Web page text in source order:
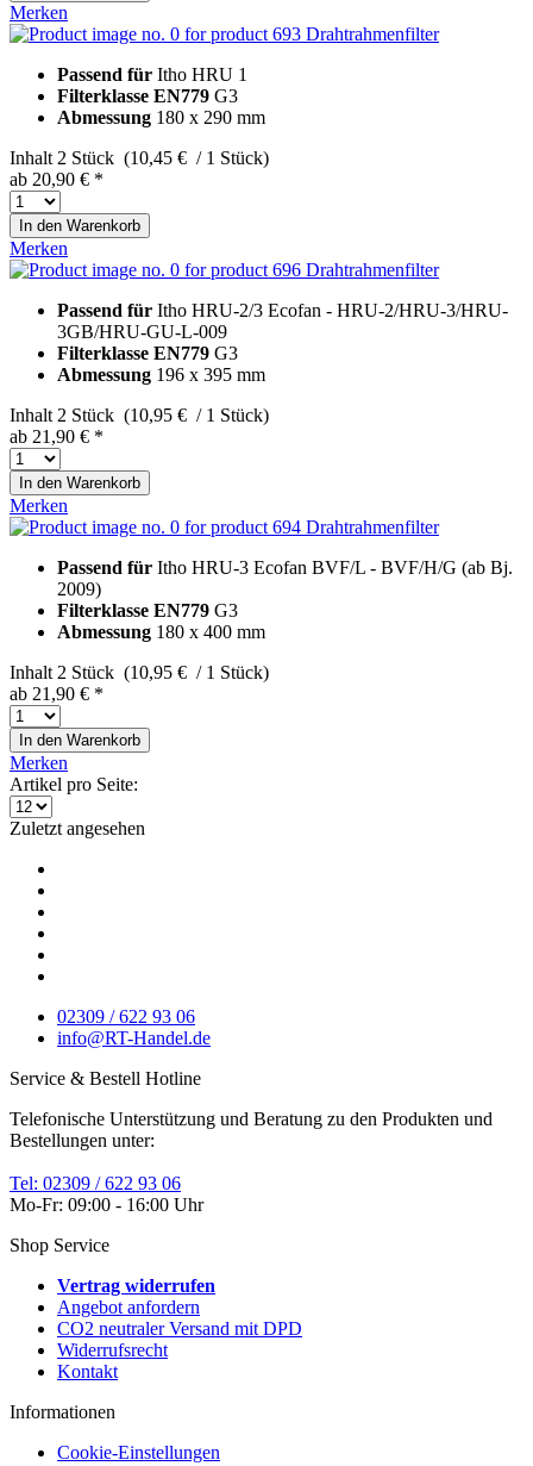
Merken
Drahtrahmenfilter
Passend für Itho HRU 1
Filterklasse EN779 G3
Abmessung 180 x 290 mm
Inhalt 2 Stück (10,45 € / 1 Stück)
ab 20,90 € *
In den Warenkorb
Merken
Drahtrahmenfilter
Passend für Itho HRU-2/3 Ecofan - HRU-2/HRU-3/HRU-
3GB/HRU-GU-L-009
Filterklasse EN779 G3
Abmessung 196 x 395 mm
Inhalt 2 Stück (10,95 € / 1 Stück)
ab 21,90 € *
In den Warenkorb
Merken
Drahtrahmenfilter
Passend für Itho HRU-3 Ecofan BVF/L - BVF/H/G (ab Bj.
2009)
Filterklasse EN779 G3
Abmessung 180 x 400 mm
Inhalt 2 Stück (10,95 € / 1 Stück)
ab 21,90 € *
In den Warenkorb
Merken
Artikel pro Seite:
Zuletzt angesehen
02309 / 622 93 06
info@RT-Handel.de
Service & Bestell Hotline
Telefonische Unterstützung und Beratung zu den Produkten und
Bestellungen unter:
Tel: 02309 / 622 93 06
Mo-Fr: 09:00 - 16:00 Uhr
Shop Service
Vertrag widerrufen
Angebot anfordern
CO2 neutraler Versand mit DPD
Widerrufsrecht
Kontakt
Informationen
Cookie-Einstellungen